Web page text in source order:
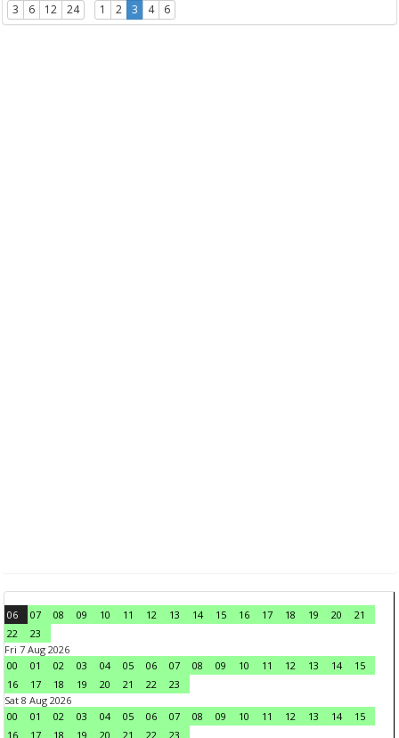
3 6 12 24 1 2 3 4 6
06 07 08 09 10 11 12 13 14 15 16 17 18 19 20
21
22
23
Fri 7 Aug 2026
00
01 02 03 04 05 06 07 08 09 10 11 12 13 14
15
16
17 18 19 20 21 22
23
Sat 8 Aug 2026
00
01 02 03 04 05 06 07 08 09 10 11 12 13 14
15
16
17 18 19 20 21 22
23